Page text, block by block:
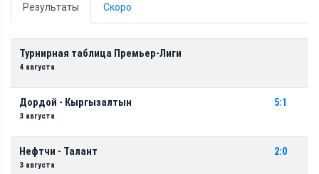
Результаты Скоро
Турнирная таблица Премьер-Лиги
4 августа
Дордой - Кыргызалтын
3 августа
5:1
Нефтчи - Талант
3 августа
2:0